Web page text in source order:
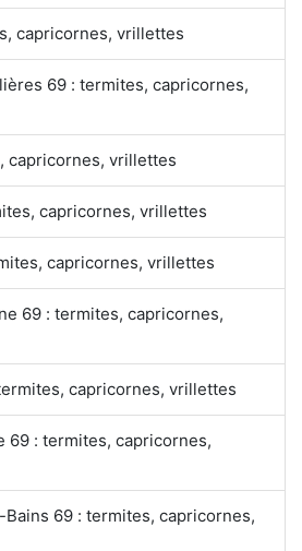
capricornes, vrillettes
69 : termites, capricornes,
capricornes, vrillettes
capricornes, vrillettes
capricornes, vrillettes
69 : termites, capricornes,
capricornes, vrillettes
69 : termites, capricornes,
69 : termites, capricornes,